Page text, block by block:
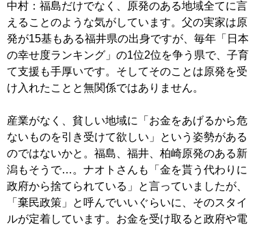
中村：福島だけでなく、原発のある地域全てに言
えることのような気がしています。父の実家は原
発が15基もある福井県の出身ですが、毎年「日本
の幸せ度ランキング」の1位2位を争う県で、子育
て支援も手厚いです。そしてそのことは原発を受
け入れたことと無関係ではありません。
産業がなく、貧しい地域に「お金をあげるから危
ないものを引き受けて欲しい」という姿勢がある
のではないかと。福島、福井、柏崎原発のある新
潟もそうで…。ナオトさんも「金を貰う代わりに
政府から捨てられている」と言っていましたが、
「棄民政策」と呼んでいいぐらいに、そのスタイ
ルが定着しています。お金を受け取ると政府や電